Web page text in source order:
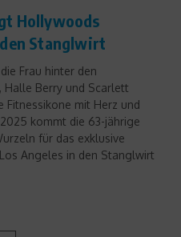
Hollywoods
Stanglwirt
Frau hinter den
Halle Berry und Scarlett
Fitnessikone mit Herz und
kommt die 63-jährige
für das exklusive
Angeles in den Stanglwirt